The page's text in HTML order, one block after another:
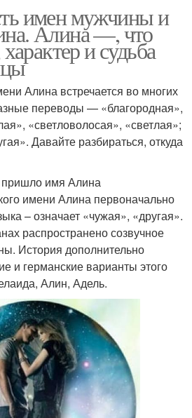
имен мужчины и
Алина —, что
и судьба
Алина встречается во многих
переводы — «благородная»,
«светловолосая», «светлая»;
Давайте разбираться, откуда
пришло имя Алина
имени Алина первоначально
– означает «чужая», «другая».
распространено созвучное
История дополнительно
и германские варианты этого
Алин, Адель.